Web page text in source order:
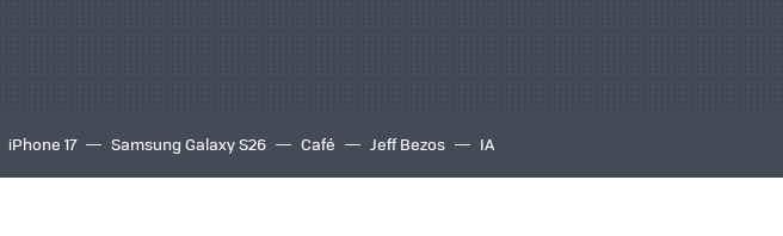
iPhone 17 Samsung Galaxy S26 Café Jeff Bezos IA